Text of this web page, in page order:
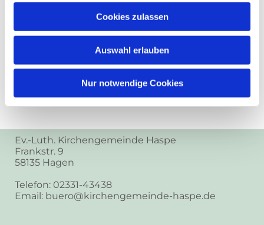
Cookies zulassen
Auswahl erlauben
Nur notwendige Cookies
Ev.-Luth. Kirchengemeinde Haspe
Frankstr. 9
58135 Hagen
Telefon: 02331-43438
Email: buero@kirchengemeinde-haspe.de